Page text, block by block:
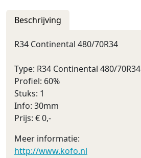
Beschrijving
R34 Continental 480/70R34
Type: R34 Continental 480/70R34
Profiel: 60%
Stuks: 1
Info: 30mm
Prijs: € 0,-
Meer informatie:
http://www.kofo.nl